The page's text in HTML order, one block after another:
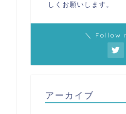
しくお願いします。
＼ Follow
アーカイブ